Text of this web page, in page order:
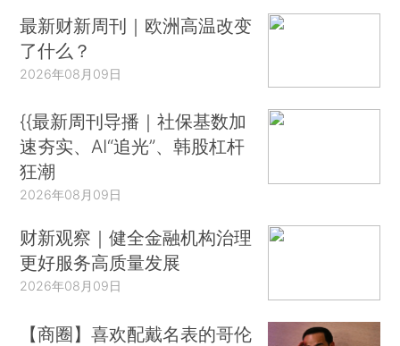
最新财新周刊｜欧洲高温改变
了什么？
2026年08月09日
{{最新周刊导播｜社保基数加
速夯实、AI“追光”、韩股杠杆
狂潮
2026年08月09日
财新观察｜健全金融机构治理
更好服务高质量发展
2026年08月09日
【商圈】喜欢配戴名表的哥伦